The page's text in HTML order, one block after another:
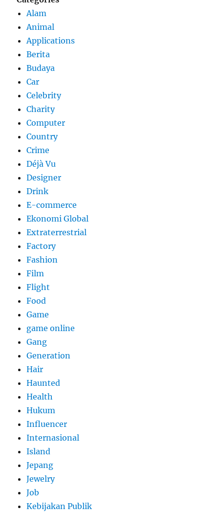
Alam
Animal
Applications
Berita
Budaya
Car
Celebrity
Charity
Computer
Country
Crime
Déjà Vu
Designer
Drink
E-commerce
Ekonomi Global
Extraterrestrial
Factory
Fashion
Film
Flight
Food
Game
game online
Gang
Generation
Hair
Haunted
Health
Hukum
Influencer
Internasional
Island
Jepang
Jewelry
Job
Kebijakan Publik